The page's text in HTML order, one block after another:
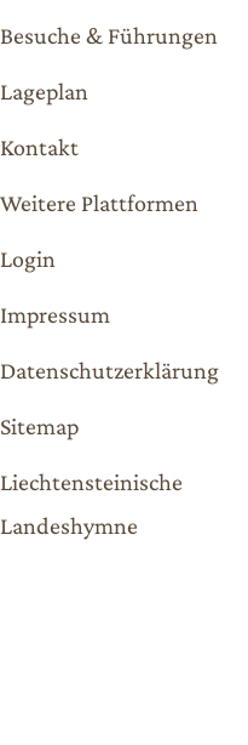
Besuche & Führungen
Lageplan
Kontakt
Weitere Plattformen
Login
Impressum
Datenschutzerklärung
Sitemap
Liechtensteinische
Landeshymne